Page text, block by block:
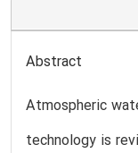
Abstract
Atmospheric
technology is